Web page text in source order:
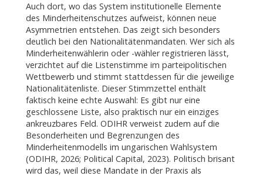
Auch dort, wo das System institutionelle Elemente
des Minderheitenschutzes aufweist, können neue
Asymmetrien entstehen. Das zeigt sich besonders
deutlich bei den Nationalitätenmandaten. Wer sich als
Minderheitenwählerin oder -wähler registrieren lässt,
verzichtet auf die Listenstimme im parteipolitischen
Wettbewerb und stimmt stattdessen für die jeweilige
Nationalitätenliste. Dieser Stimmzettel enthält
faktisch keine echte Auswahl: Es gibt nur eine
geschlossene Liste, also praktisch nur ein einziges
ankreuzbares Feld. ODIHR verweist zudem auf die
Besonderheiten und Begrenzungen des
Minderheitenmodells im ungarischen Wahlsystem
(ODIHR, 2026; Political Capital, 2023). Politisch brisant
wird das, weil diese Mandate in der Praxis als